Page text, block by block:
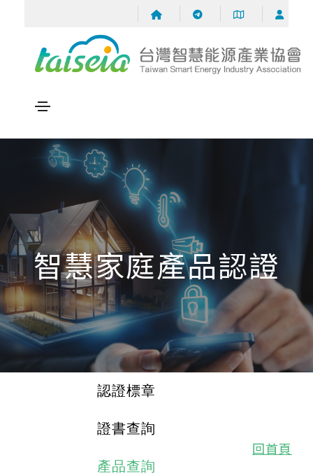
智慧家庭產品認證
認證標章
證書查詢
產品查詢
回首頁